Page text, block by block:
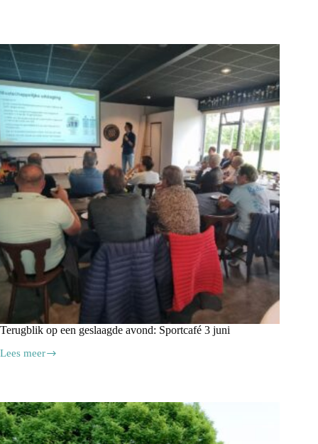
Terugblik op een geslaagde avond: Sportcafé 3 juni
Lees meer
Terugblik
avond:
Sportcafé
3